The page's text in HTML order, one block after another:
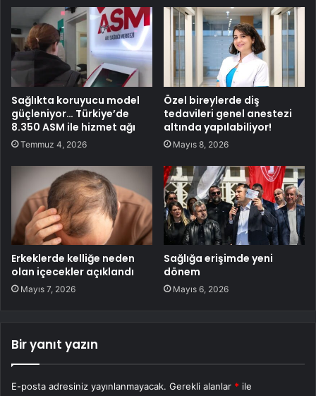
Sağlıkta koruyucu model
güçleniyor… Türkiye’de
8.350 ASM ile hizmet ağı
Temmuz 4, 2026
Özel bireylerde diş
tedavileri genel anestezi
altında yapılabiliyor!
Mayıs 8, 2026
Erkeklerde kelliğe neden
olan içecekler açıklandı
Mayıs 7, 2026
Sağlığa erişimde yeni
dönem
Mayıs 6, 2026
Bir yanıt yazın
E-posta adresiniz yayınlanmayacak. Gerekli alanlar * ile